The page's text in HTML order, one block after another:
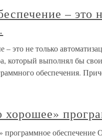
– это
– это не только
который выполнял бы
обеспечения.
хорошее»
программное обеспечение